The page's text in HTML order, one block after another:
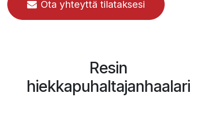
Ota yhteyttä tilataksesi
Resin
hiekkapuhaltajanhaalari